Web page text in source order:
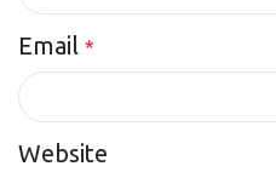
Email *
Website